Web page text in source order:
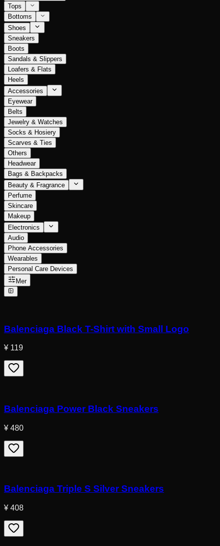
Tops
Bottoms
Shoes
Sneakers
Boots
Sandals & Slippers
Loafers & Flats
Heels
Accessories
Eyewear
Belts
Jewelry & Watches
Socks & Hosiery
Scarves & Ties
Others
Headwear
Bags & Backpacks
Beauty & Fragrance
Perfume
Skincare
Makeup
Electronics
Audio
Phone Accessories
Wearables
Personal Care Devices
Mer
Balenciaga Black T-Shirt with Small Logo
¥ 119
Balenciaga Power Black Sneakers
¥ 480
Balenciaga Triple S Silver Sneakers
¥ 408